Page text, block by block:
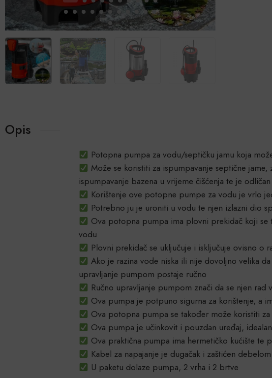
Opis
Potopna pumpa za vodu/septičku jamu koja
Može se koristiti za ispumpavanje septične
ispumpavanje bazena u vrijeme čišćenja te je
Korištenje ove potopne pumpe za vodu je vrlo
Potrebno ju je uroniti u vodu te njen izlazni dio
Ova potopna pumpa ima plovni prekidač koji
vodu
Plovni prekidač se uključuje i isključuje ovisno o
Ako je razina vode niska ili nije dovoljno velika
upravljanje pumpom postaje ručno
Ručno upravljanje pumpom znači da se njen
Ova pumpa je potpuno sigurna za korištenje, a
Ova potopna pumpa se također može koristiti
Ova pumpa je učinkovit i pouzdan uređaj,
Ova praktična pumpa ima hermetičko kućište te
Kabel za napajanje je dugačak i zaštićen
U paketu dolaze pumpa, 2 vrha i 2 brtve